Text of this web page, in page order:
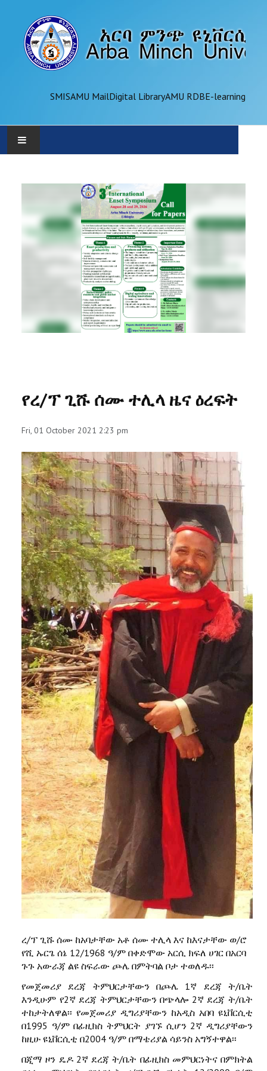
SMISAMU MailDigital LibraryAMU RDBE-learning
ADMINISTRATION
OFFICES
REGISTRAR
PARTNERSHIP
የረ/ፕ ጊሹ ሰሙ ተሊላ ዜና ዕረፍት
Fri, 01 October 2021 2:23 pm
ረ/ፕ ጊሹ ሰሙ ከአባታቸው አቶ ሰሙ ተሊላ እና ከእናታቸው ወ/ሮ
የሺ ኡርጌ ሰኔ 12/1968 ዓ/ም በቀድሞው አርሲ ክፍለ ሀገር በአርባ
ጉጉ አውራጃ ልዩ ስፍራው ጮሌ በምትባል ቦታ ተወለዱ፡፡
የመጀመሪያ ደረጃ ትምህርታቸውን በጮሌ 1ኛ ደረጃ ት/ቤት
እንዲሁም የ2ኛ ደረጃ ትምህርታቸውን በጭላሎ 2ኛ ደረጃ ት/ቤት
ተከታትለዋል፡፡ የመጀመሪያ ዲግሪያቸውን ከአዲስ አበባ ዩኒቨርሲቲ
በ1995 ዓ/ም በፊዚክስ ትምህርት ያገኙ ሲሆን 2ኛ ዲግሪያቸውን
ከዚሁ ዩኒቨርሲቲ በ2004 ዓ/ም በማቴሪያል ሳይንስ አግኝተዋል፡፡
በጂማ ዞን ዴዶ 2ኛ ደረጃ ት/ቤት በፊዚክስ መምህርነትና በምክትል